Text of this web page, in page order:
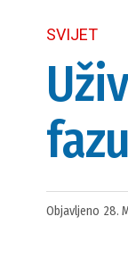
SVIJET
fazu
Objavljeno 28.